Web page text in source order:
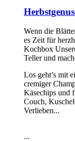
Wenn die
es Zeit für
Kochbox
Teller und
Los geht’s mit
cremiger
Käsechips und
Couch,
Verlieben...
...